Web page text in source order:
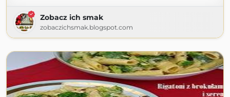
Zobacz ich smak
zobaczichsmak.blogspot.com